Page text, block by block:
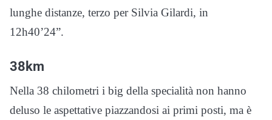
lunghe distanze, terzo per Silvia Gilardi, in
12h40’24”.
38km
Nella 38 chilometri i big della specialità non hanno
deluso le aspettative piazzandosi ai primi posti, ma è